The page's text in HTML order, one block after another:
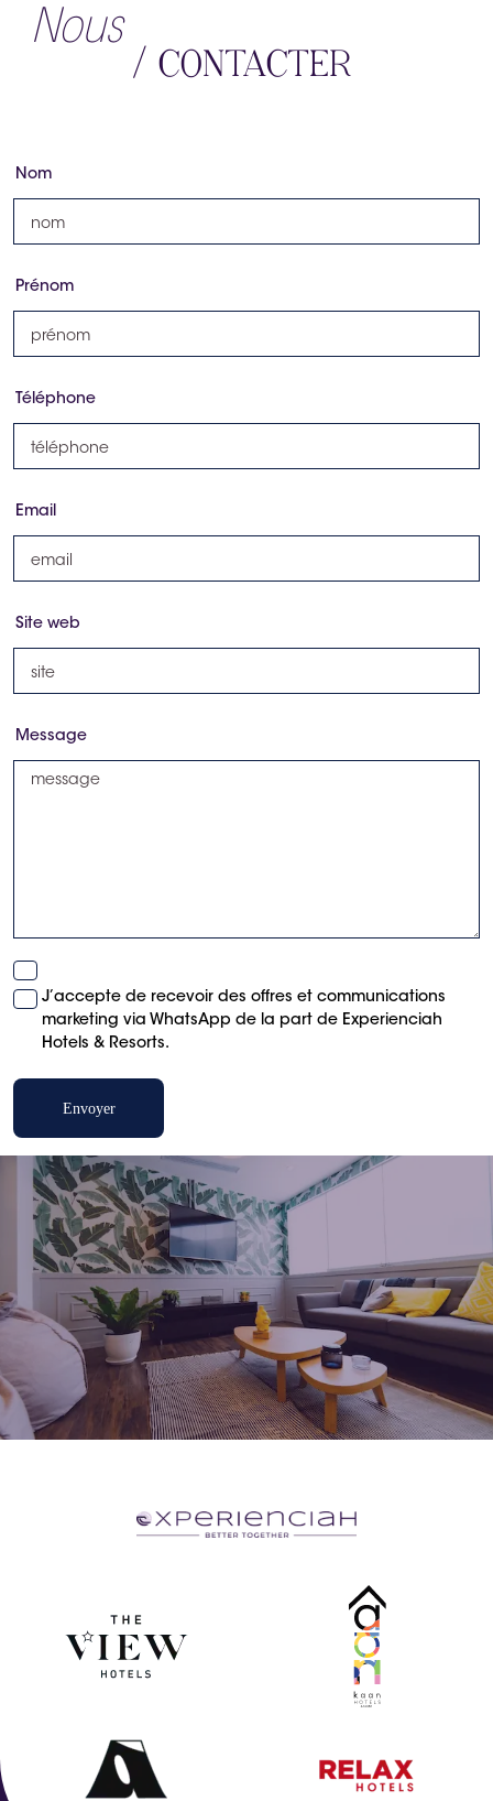
Nous
/ CONTACTER
Nom
Prénom
Téléphone
Email
Site web
Message
J’accepte de recevoir des offres et communications
marketing via WhatsApp de la part de Experienciah
Hotels & Resorts.
Envoyer